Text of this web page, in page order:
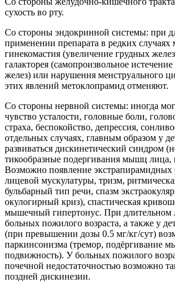
сухость во рту.
Со стороны эндокринной системы: при
применении препарата в редких случаях
гинекомастия (увеличение грудных
галакторея (самопроизвольное
желез) или нарушения менструального
этих явлений метоклопрамид отменяют.
Со стороны нервной системы: иногда
чувство усталости, головные боли,
страха, беспокойство, депрессия,
отдельных случаях, главным образом у
развиваться дискинетический синдром
тикообразные подергивания мышц
Возможно появление экстрапирамидных
лицевой мускулатуры, тризм,
бульбарный тип речи, спазм
окулогирный криз), спастическая
мышечный гипертонус. При длительном
больных пожилого возраста, а также у
(при превышении дозы 0.5 мг/кг/сут)
паркинсонизма (тремор, подёргивание
подвижность). У больных пожилого
почечной недостаточностью возможно
поздней дискинезии.